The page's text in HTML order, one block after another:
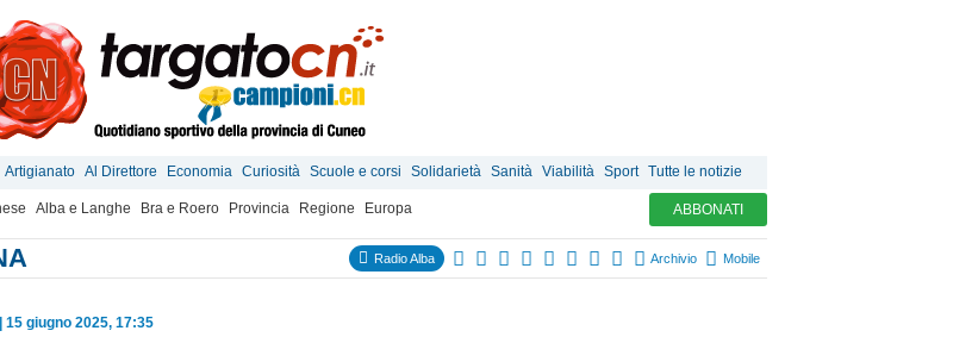
Artigianato Al Direttore Economia Curiosità Scuole e corsi Solidarietà Sanità Viabilità Sport Tutte le notizie
Alba e Langhe Bra e Roero Provincia Regione Europa ABBONATI
Radio Alba Archivio Mobile
15 giugno 2025, 17:35